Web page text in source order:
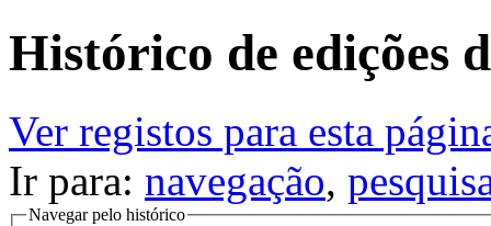
Histórico de edições
Ver registos para esta
Ir para: navegação,
Navegar pelo histórico